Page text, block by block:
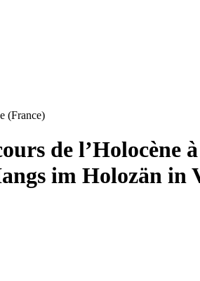
(France)
de l’Holocène
im Holozän in